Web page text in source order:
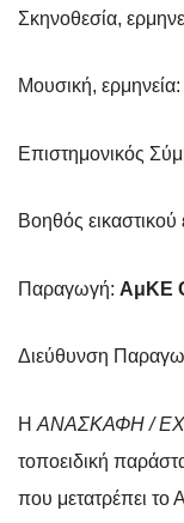
Σκηνοθεσία,
Μουσική, ερμηνεία:
Επιστημονικός
Βοηθός εικαστικού
Παραγωγή: ΑμΚΕ
Διεύθυνση
Η ΑΝΑΣΚΑΦΗ /
τοποειδική
που μετατρέπει το